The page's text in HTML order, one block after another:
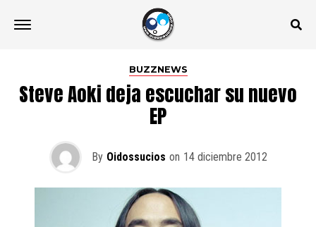
BUZZNEWS
Steve Aoki deja escuchar su nuevo
EP
By Oidossucios on 14 diciembre 2012